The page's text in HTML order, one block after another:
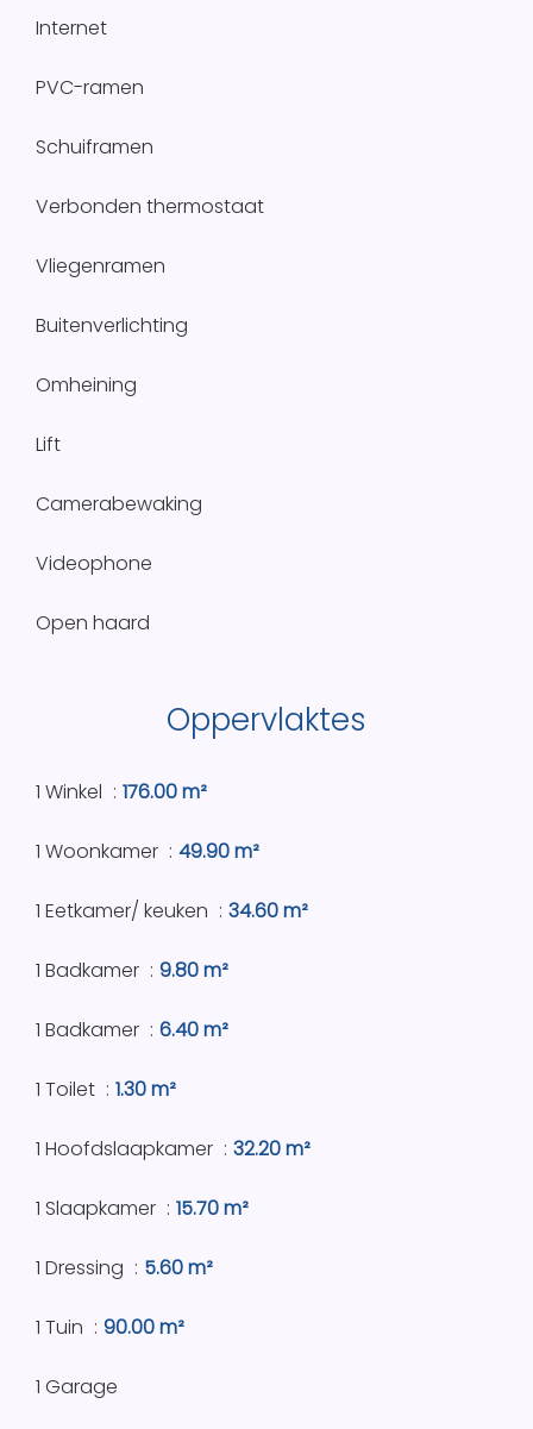
Internet
PVC-ramen
Schuiframen
Verbonden thermostaat
Vliegenramen
Buitenverlichting
Omheining
Lift
Camerabewaking
Videophone
Open haard
Oppervlaktes
1 Winkel 176.00 m²
1 Woonkamer 49.90 m²
1 Eetkamer/ keuken 34.60 m²
1 Badkamer 9.80 m²
1 Badkamer 6.40 m²
1 Toilet 1.30 m²
1 Hoofdslaapkamer 32.20 m²
1 Slaapkamer 15.70 m²
1 Dressing 5.60 m²
1 Tuin 90.00 m²
1 Garage